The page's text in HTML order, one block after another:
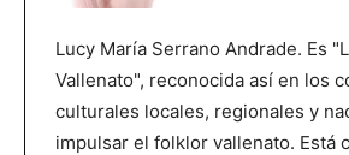
Lucy María Serrano Andrade. Es
Vallenato", reconocida así en los
culturales locales, regionales y
impulsar el folklor vallenato. Está